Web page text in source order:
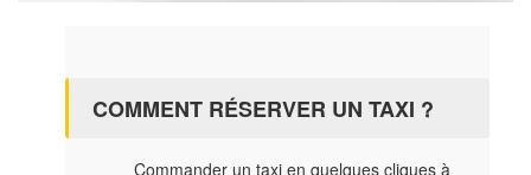
COMMENT RÉSERVER UN TAXI ?
Commander un taxi en quelques cliques à